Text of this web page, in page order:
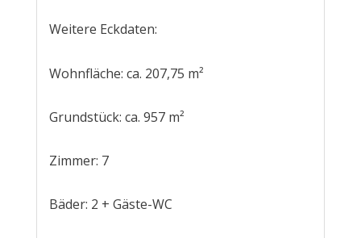
Weitere Eckdaten:
Wohnfläche: ca. 207,75 m²
Grundstück: ca. 957 m²
Zimmer: 7
Bäder: 2 + Gäste-WC